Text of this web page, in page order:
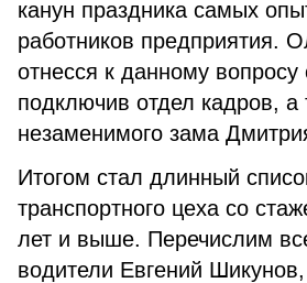
канун праздника самых
работников предприятия.
отнесся к данному вопросу
подключив отдел кадров, а
незаменимого зама
Итогом стал длинный
транспортного цеха со
лет и выше. Перечислим
водители Евгений